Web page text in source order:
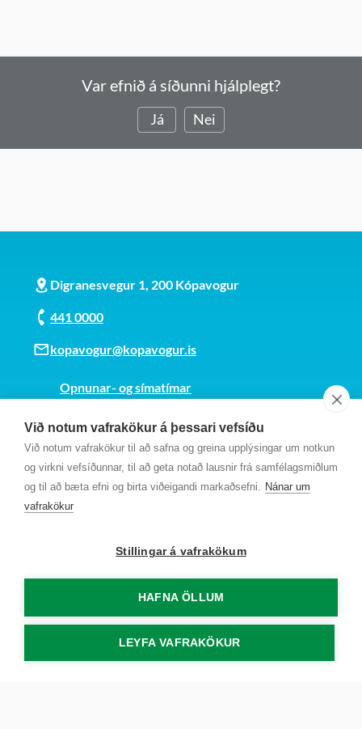
Við notum vafrakökur á þessari vefsíðu
Við notum vafrakökur til að safna og greina upplýsingar um notkun
og virkni vefsíðunnar, til að geta notað lausnir frá samfélagsmiðlum
og til að bæta efni og birta viðeigandi markaðsefni. Nánar um
vafrakökur
Stillingar á vafrakökum
HAFNA ÖLLUM
LEYFA VAFRAKÖKUR
Var efnið á síðunni hjálplegt?
Já Nei
Digranesvegur 1, 200 Kópavogur
441 0000
kopavogur@kopavogur.is
Opnunar- og símatímar
Kt. 700169-3759
Fundarmannagátt